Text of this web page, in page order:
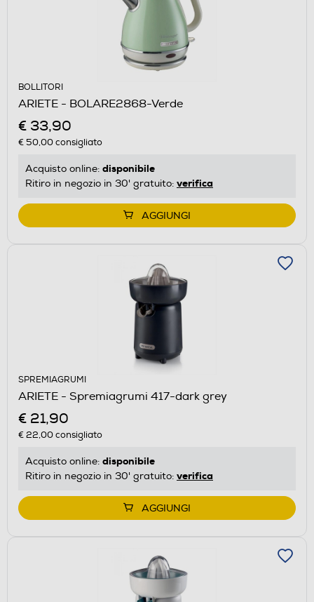
BOLLITORI
ARIETE - BOLARE2868-Verde
€ 33,90
€ 50,00consigliato
Acquisto online: disponibile
Ritiro in negozio in 30' gratuito: verifica
AGGIUNGI
SPREMIAGRUMI
ARIETE - Spremiagrumi 417-dark grey
€ 21,90
€ 22,00consigliato
Acquisto online: disponibile
Ritiro in negozio in 30' gratuito: verifica
AGGIUNGI